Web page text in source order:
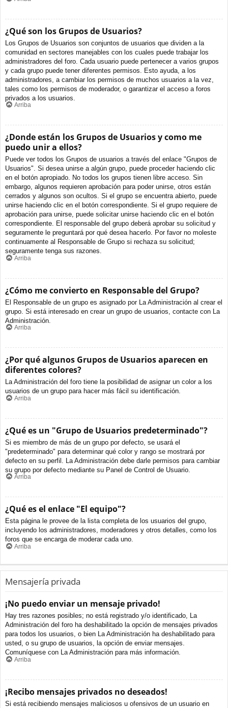
¿Qué son los Grupos de Usuarios?
Los Grupos de Usuarios son conjuntos de usuarios que dividen a la
comunidad en sectores manejables con los cuales puede trabajar los
administradores del foro. Cada usuario puede pertenecer a varios grupos
y cada grupo puede tener diferentes permisos. Esto ayuda, a los
administradores, a cambiar los permisos de muchos usuarios a la vez,
tales como los permisos de moderador, o garantizar el acceso a foros
privados a los usuarios.
Arriba
¿Donde están los Grupos de Usuarios y como me
puedo unir a ellos?
Puede ver todos los Grupos de usuarios a través del enlace "Grupos de
Usuarios". Si desea unirse a algún grupo, puede proceder haciendo clic
en el botón apropiado. No todos los grupos tienen libre acceso. Sin
embargo, algunos requieren aprobación para poder unirse, otros están
cerrados y algunos son ocultos. Si el grupo se encuentra abierto, puede
unirse haciendo clic en el botón correspondiente. Si el grupo requiere de
aprobación para unirse, puede solicitar unirse haciendo clic en el botón
correspondiente. El responsable del grupo deberá aprobar su solicitud y
seguramente le preguntará por qué desea hacerlo. Por favor no moleste
continuamente al Responsable de Grupo si rechaza su solicitud;
seguramente tenga sus razones.
Arriba
¿Cómo me convierto en Responsable del Grupo?
El Responsable de un grupo es asignado por La Administración al crear el
grupo. Si está interesado en crear un grupo de usuarios, contacte con La
Administración.
Arriba
¿Por qué algunos Grupos de Usuarios aparecen en
diferentes colores?
La Administración del foro tiene la posibilidad de asignar un color a los
usuarios de un grupo para hacer más fácil su identificación.
Arriba
¿Qué es un "Grupo de Usuarios predeterminado"?
Si es miembro de más de un grupo por defecto, se usará el
"predeterminado" para determinar qué color y rango se mostrará por
defecto en su perfil. La Administración debe darle permisos para cambiar
su grupo por defecto mediante su Panel de Control de Usuario.
Arriba
¿Qué es el enlace "El equipo"?
Esta página le provee de la lista completa de los usuarios del grupo,
incluyendo los administradores, moderadores y otros detalles, como los
foros que se encarga de moderar cada uno.
Arriba
Mensajería privada
¡No puedo enviar un mensaje privado!
Hay tres razones posibles; no está registrado y/o identificado, La
Administración del foro ha deshabilitado la opción de mensajes privados
para todos los usuarios, o bien La Administración ha deshabilitado para
usted, o su grupo de usuarios, la opción de enviar mensajes.
Comuníquese con La Administración para más información.
Arriba
¡Recibo mensajes privados no deseados!
Si está recibiendo mensajes maliciosos u ofensivos de un usuario en